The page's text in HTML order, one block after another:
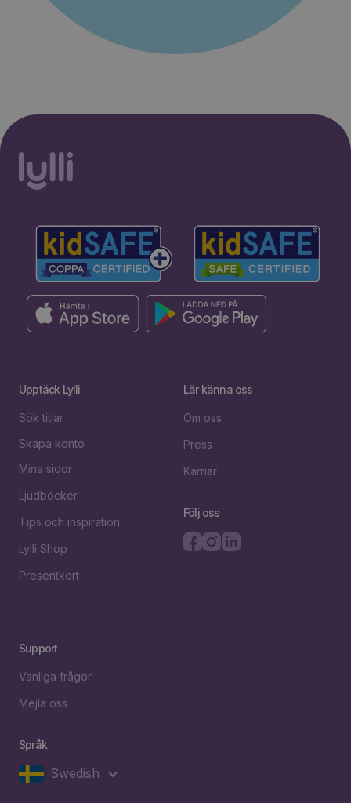
Upptäck Lylli
Sök titlar
Skapa konto
Mina sidor
Ljudböcker
Tips och inspiration
Lylli Shop
Presentkort
Lär känna oss
Om oss
Press
Karriär
Följ oss
Support
Vanliga frågor
Mejla oss
Språk
Swedish